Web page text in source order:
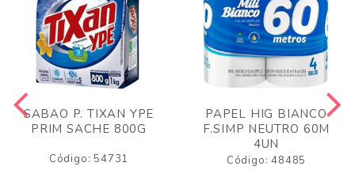
SABAO P. TIXAN YPE
PRIM SACHE 800G
Código: 54731
PAPEL HIG BIANCO
F.SIMP NEUTRO 60M
4UN
Código: 48485